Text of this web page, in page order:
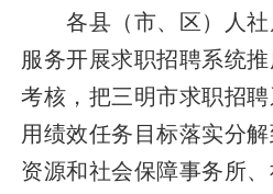
各县（市、区）人
服务开展求职招聘系统
考核，把三明市求职招
用绩效任务目标落实分解
资源和社会保障事务所